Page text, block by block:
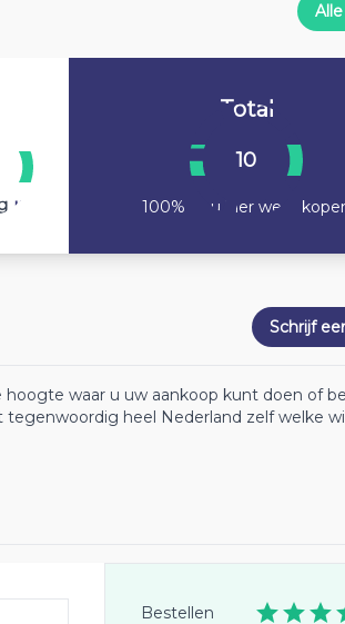
10
Total
10
100% Zou hier weer
Schrijf
waar u uw aankoop kunt doen of
heel Nederland zelf welke
Bestellen